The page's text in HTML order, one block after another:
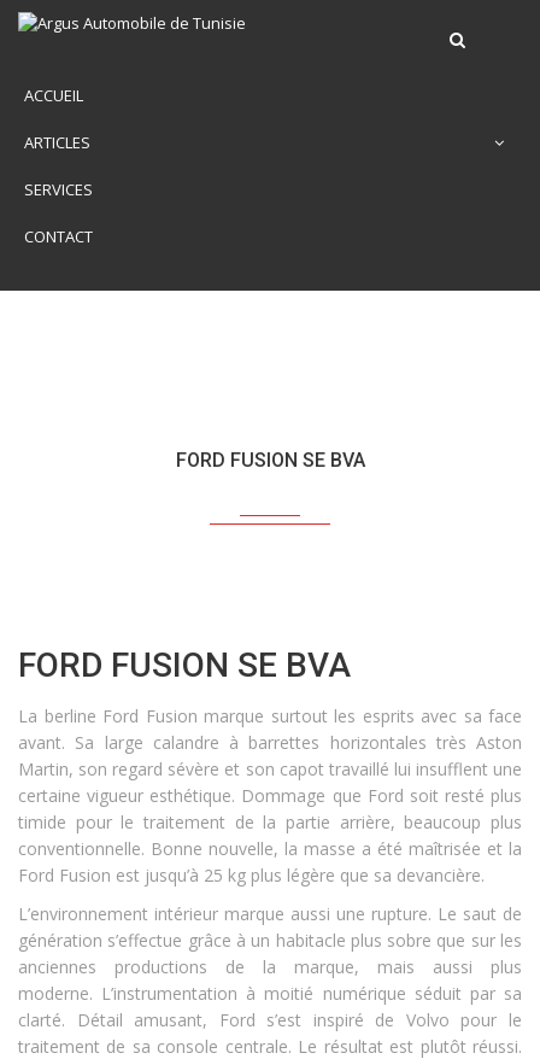
ACCUEIL
ARTICLES
SERVICES
CONTACT
FORD FUSION SE BVA
FORD FUSION SE BVA
La berline Ford Fusion marque surtout les esprits avec sa face
avant. Sa large calandre à barrettes horizontales très Aston
Martin, son regard sévère et son capot travaillé lui insufflent une
certaine vigueur esthétique. Dommage que Ford soit resté plus
timide pour le traitement de la partie arrière, beaucoup plus
conventionnelle. Bonne nouvelle, la masse a été maîtrisée et la
Ford Fusion est jusqu’à 25 kg plus légère que sa devancière.
L’environnement intérieur marque aussi une rupture. Le saut de
génération s’effectue grâce à un habitacle plus sobre que sur les
anciennes productions de la marque, mais aussi plus
moderne. L’instrumentation à moitié numérique séduit par sa
clarté. Détail amusant, Ford s’est inspiré de Volvo pour le
traitement de sa console centrale. Le résultat est plutôt réussi.